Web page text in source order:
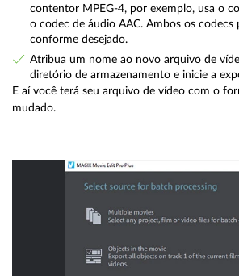
contentor MPEG-4, por exemplo, usa o
o codec de áudio AAC. Ambos os codecs
conforme desejado.
Atribua um nome ao novo arquivo de
diretório de armazenamento e inicie a
E aí você terá seu arquivo de vídeo com o
mudado.